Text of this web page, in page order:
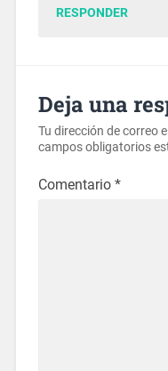
RESPONDER
Deja una
Tu dirección de correo
campos obligatorios
Comentario *